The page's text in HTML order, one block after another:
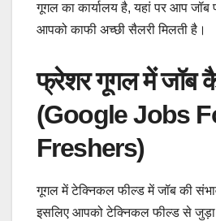
गूगल का कार्यालय है, यहां पर आप जॉब
आपको काफी अच्छी सैलरी मिलती है।
फ्रेशर गूगल में जॉब
(Google Jobs
Freshers)
गूगल में टेक्निकल फील्ड में जॉब की
इसलिए आपको टेक्निकल फील्ड से जुड़ा